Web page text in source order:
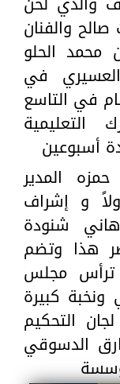
والفنان
محمد الحلو
في
١٥ يوما ويقام في التاسع
أسبوعين
المدير
و إشراف
هاني شنودة
هذا وتضم
ترأس مجلس
ونخبة كبيرة
التحكيم
الدسوقي